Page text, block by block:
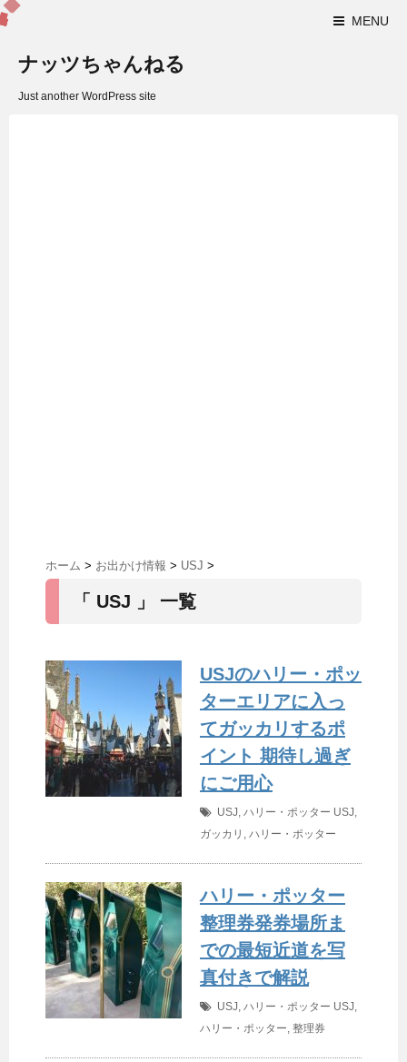
MENU
ナッツちゃんねる
Just another WordPress site
ホーム > お出かけ情報 > USJ >
「 USJ 」 一覧
USJのハリー・ポッ
ターエリアに入っ
てガッカリするポ
イント 期待し過ぎ
にご用心
USJ, ハリー・ポッター USJ,
ガッカリ , ハリー・ポッター
ハリー・ポッター
整理券発券場所ま
での最短近道を写
真付きで解説
USJ, ハリー・ポッター USJ,
ハリー・ポッター, 整理券